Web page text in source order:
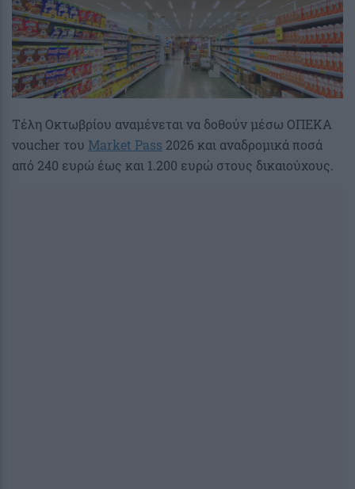
Τέλη Οκτωβρίου αναμένεται να δοθούν μέσω ΟΠΕΚΑ
voucher του Market Pass 2026 και αναδρομικά ποσά
από 240 ευρώ έως και 1.200 ευρώ στους δικαιούχους.